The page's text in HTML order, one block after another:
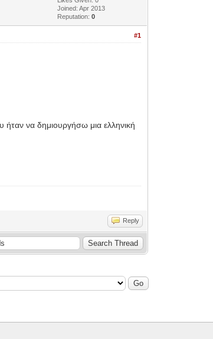
Joined: Apr 2013
Reputation:0
#1
να δημιουργήσω μια ελληνική
Reply